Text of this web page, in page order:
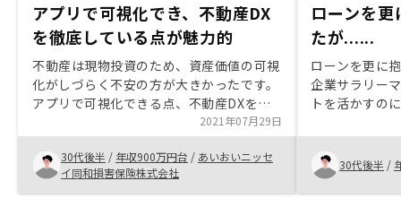
アプリで可視化でき、不動産DX
を徹底している点が魅力的
不動産は現物投資のため、資産価値の可視
化がしづらく不安の方が大きかったです。
アプリで可視化できる点、不動産DXを徹
底している点が魅力的でした。2021年07月29日
30代後半 / 年収900万円台 / あいおいニッセ
イ同和損害保険株式会社
ローンを
たが......
ローンを更に
企業サラリー
トを活かすの
る事でしたが
たため成約に
んが、アフタ
っております
30代後半 /